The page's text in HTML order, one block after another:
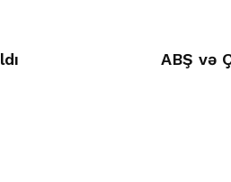
ABŞ və